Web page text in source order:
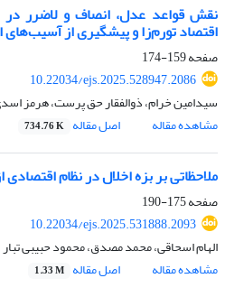
نقش قواعد عدل، انصاف و لاضرر
اقتصاد تورم‌زا و پیشگیری از آسیب‌های
صفحه159-174
10.22034/ejs.2025.528947.2086
سیدامین خرام، ذوالفقار حق پرست، هرمز
مشاهده مقاله
اصل مقاله 734.76 K
ملاحظاتی بر بزه اخلال در نظام اقتصادی
صفحه175-190
10.22034/ejs.2025.531888.2093
الهام اسحاقی، محمد مصدق، محمود حبیبی تبار
مشاهده مقاله
اصل مقاله 1.33 M